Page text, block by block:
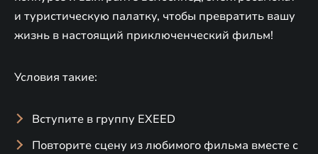
и туристическую палатку, чтобы превратить вашу
жизнь в настоящий приключенческий фильм!
Условия такие:
Вступите в группу EXEED
Повторите сцену из любимого фильма вместе с